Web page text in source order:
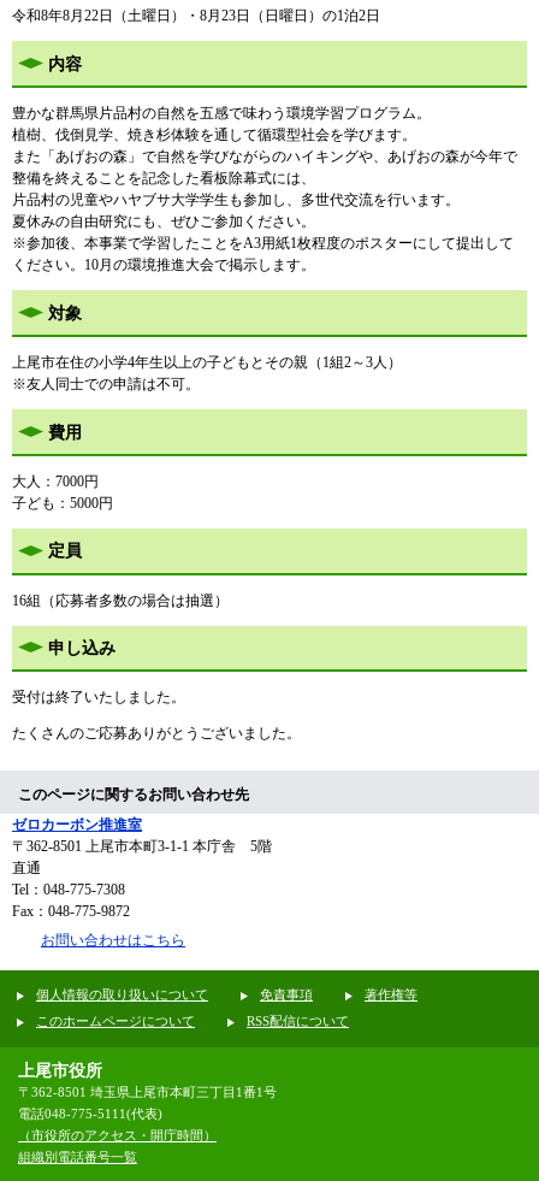
令和8年8月22日（土曜日）・8月23日（日曜日）の1泊2日
内容
豊かな群馬県片品村の自然を五感で味わう環境学習プログラム。
植樹、伐倒見学、焼き杉体験を通して循環型社会を学びます。
また「あげおの森」で自然を学びながらのハイキングや、あげおの森が今年で
整備を終えることを記念した看板除幕式には、
片品村の児童やハヤブサ大学学生も参加し、多世代交流を行います。
夏休みの自由研究にも、ぜひご参加ください。
※参加後、本事業で学習したことをA3用紙1枚程度のポスターにして提出して
ください。10月の環境推進大会で掲示します。
対象
上尾市在住の小学4年生以上の子どもとその親（1組2～3人）
※友人同士での申請は不可。
費用
大人：7000円
子ども：5000円
定員
16組（応募者多数の場合は抽選）
申し込み
受付は終了いたしました。
たくさんのご応募ありがとうございました。
このページに関するお問い合わせ先
ゼロカーボン推進室
〒362-8501 上尾市本町3-1-1 本庁舎 5階
直通
Tel：048-775-7308
Fax：048-775-9872
お問い合わせはこちら
個人情報の取り扱いについて 免責事項
著作権等
このホームページについて
RSS配信について
上尾市役所
〒362-8501 埼玉県上尾市本町三丁目1番1号
電話048-775-5111(代表)
（市役所のアクセス・開庁時間）
組織別電話番号一覧